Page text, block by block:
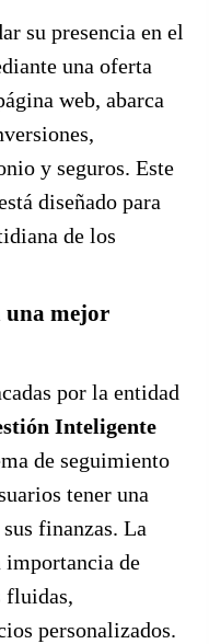
su presencia en el
una oferta
web, abarca
y seguros. Este
diseñado para
de los
una mejor
por la entidad
Inteligente
de seguimiento
tener una
finanzas. La
importancia de
fluidas,
personalizados.